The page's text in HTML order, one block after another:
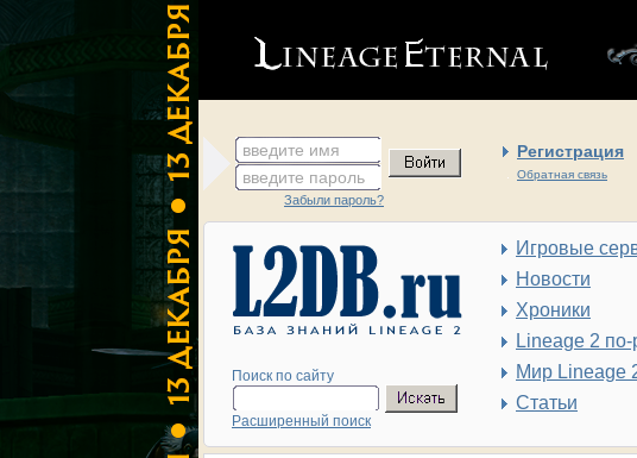
введите имя Регистрация
Обратная связь
введите пароль
Забыли пароль?
Поиск по сайту
Расширенный поиск
Игровые
Новости
Хроники
Lineage 2 по-
Мир Lineage
Статьи